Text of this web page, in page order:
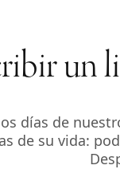
un
días de
de su vida: